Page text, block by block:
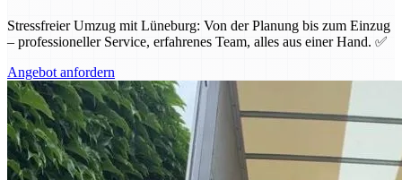
Stressfreier Umzug mit Lüneburg: Von der Planung bis zum Einzug
– professioneller Service, erfahrenes Team, alles aus einer Hand. ✅
Angebot anfordern